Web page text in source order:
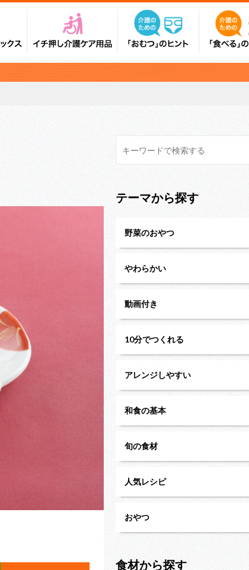
テーマから探す
野菜のおやつ
やわらかい
動画付き
10分でつくれる
アレンジしやすい
和食の基本
旬の食材
人気レシピ
おやつ
食材から探す